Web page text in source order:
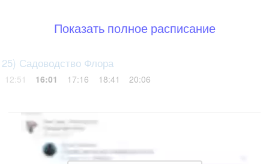
Показать полное расписание
25) Садоводство Флора
12:51 16:01 17:16 18:41 20:06